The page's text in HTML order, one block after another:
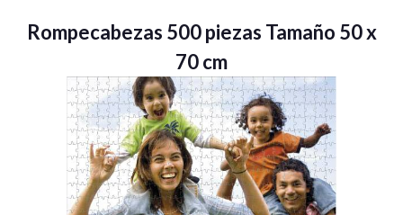
Rompecabezas 500 piezas Tamaño 50 x
70 cm